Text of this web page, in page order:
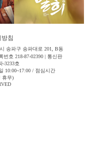
침
송파구 송파대로 201, B동
호 218-87-02390 | 통신판
-3233호
10:00~17:00 / 점심시간
휴무)